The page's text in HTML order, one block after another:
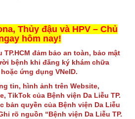
Thủy đậu và HPV – Chủ
hôm nay!
TP.HCM đảm bảo an toàn, bảo mật
bệnh khi đăng ký khám chữa
ứng dụng VNeID.
tin, hình ảnh trên Website,
TikTok của Bệnh viện Da Liễu TP.
bản quyền của Bệnh viện Da Liễu
rõ nguồn “Bệnh viện Da Liễu TP.